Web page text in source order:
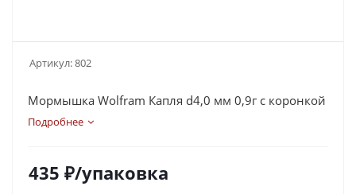
Артикул:802
Мормышка Wolfram Капля d4,0 мм 0,9г с коронкой
Подробнее
435 ₽/упаковка